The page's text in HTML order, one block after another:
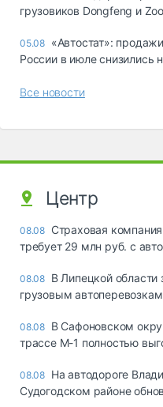
грузовиков Dongfeng и
05.08 «Автостат»:
России в июле снизились
Все новости
Центр
08.08 Страховая
требует 29 млн руб. с
08.08 В Липецкой
грузовым
08.08 В Сафоновском
трассе М-1 полностью
08.08 На автодороге
Судогодском районе